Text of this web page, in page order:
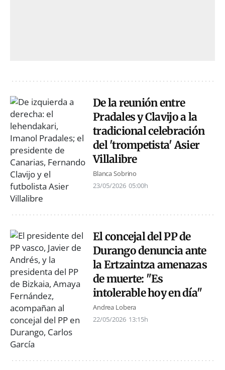
De la reunión entre
Pradales y Clavijo a la
tradicional celebración
del 'trompetista' Asier
Villalibre
Blanca Sobrino
23/05/2026 05:00h
El concejal del PP de
Durango denuncia ante
la Ertzaintza amenazas
de muerte: "Es
intolerable hoy en día"
Andrea Lobera
22/05/2026 13:15h